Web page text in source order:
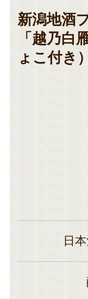
新潟地酒
「越乃白
ょこ付き
日